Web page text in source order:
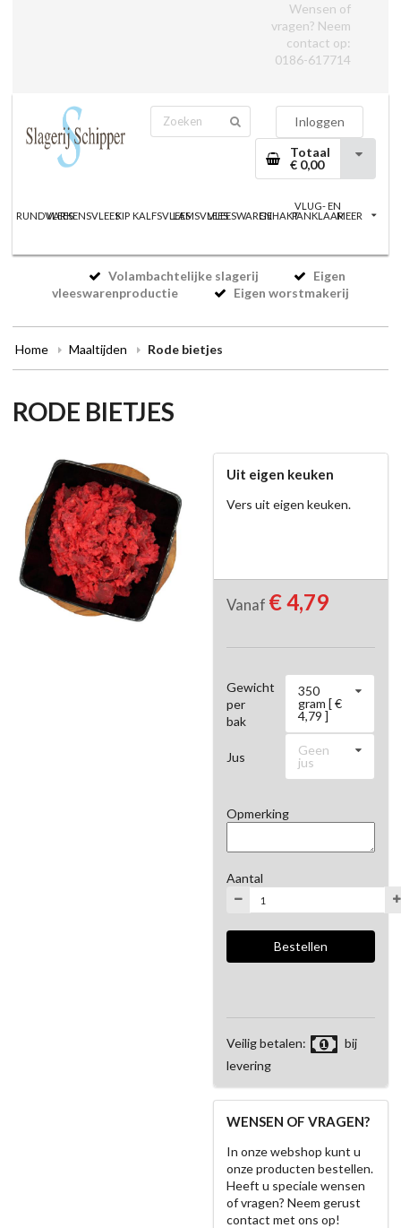
Wensen of
vragen? Neem
contact op:
0186-617714
Inloggen
Totaal
€ 0,00
RUNDVLEESVARKENSVLEESKIP KALFSVLEESLAMSVLEESVLEESWARENGEHAKT
VLUG- EN
PANKLAARMEER
Volambachtelijke slagerij
Eigen
vleeswarenproductie
Eigen worstmakerij
Home Maaltijden Rode bietjes
RODE BIETJES
Uit eigen keuken
Vers uit eigen keuken.
Vanaf € 4,79
Gewicht
per
bak
350
gram [ €
4,79 ]
Jus
Geen
jus
Opmerking
Aantal
Veilig betalen:
bij
levering
WENSEN OF VRAGEN?
In onze webshop kunt u
onze producten bestellen.
Heeft u speciale wensen
of vragen? Neem gerust
contact met ons op!